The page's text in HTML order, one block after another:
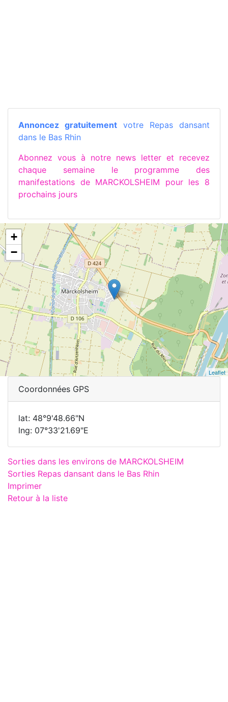
Annoncez gratuitement votre Repas dansant
dans le Bas Rhin
Abonnez vous à notre news letter et recevez
chaque semaine le programme des
manifestations de MARCKOLSHEIM pour les 8
prochains jours
+
−
Leaflet
Coordonnées GPS
lat: 48°9'48.66"N
lng: 07°33'21.69"E
Sorties dans les environs de MARCKOLSHEIM
Sorties Repas dansant dans le Bas Rhin
Imprimer
Retour à la liste